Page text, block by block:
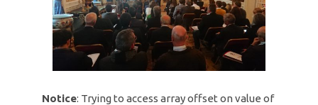
Notice: Trying to access array offset on value of